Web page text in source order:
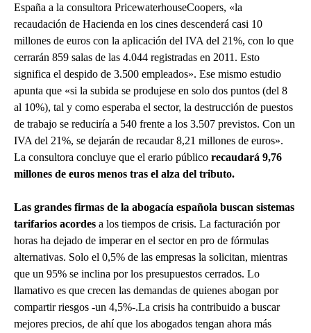
España a la consultora PricewaterhouseCoopers, «la
recaudación de Hacienda en los cines descenderá casi 10
millones de euros con la aplicación del IVA del 21%, con lo que
cerrarán 859 salas de las 4.044 registradas en 2011. Esto
significa el despido de 3.500 empleados». Ese mismo estudio
apunta que «si la subida se produjese en solo dos puntos (del 8
al 10%), tal y como esperaba el sector, la destrucción de puestos
de trabajo se reduciría a 540 frente a los 3.507 previstos. Con un
IVA del 21%, se dejarán de recaudar 8,21 millones de euros».
La consultora concluye que el erario público recaudará 9,76
millones de euros menos tras el alza del tributo.
Las grandes firmas de la abogacía española buscan sistemas
tarifarios acordes a los tiempos de crisis. La facturación por
horas ha dejado de imperar en el sector en pro de fórmulas
alternativas. Solo el 0,5% de las empresas la solicitan, mientras
que un 95% se inclina por los presupuestos cerrados. Lo
llamativo es que crecen las demandas de quienes abogan por
compartir riesgos -un 4,5%-.La crisis ha contribuido a buscar
mejores precios, de ahí que los abogados tengan ahora más